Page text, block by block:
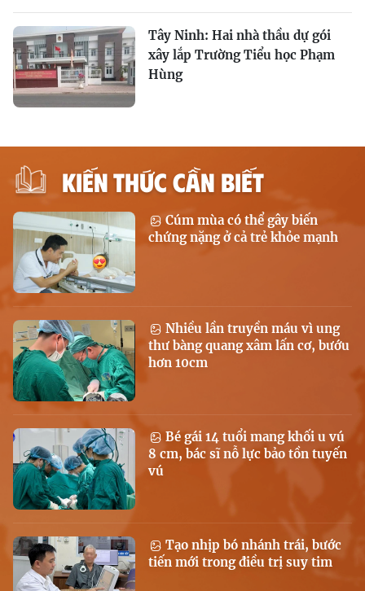
Tây Ninh: Hai nhà thầu dự gói
xây lắp Trường Tiểu học Phạm
Hùng
KIẾN THỨC CẦN BIẾT
Cúm mùa có thể gây biến
chứng nặng ở cả trẻ khỏe mạnh
Nhiều lần truyền máu vì ung
thư bàng quang xâm lấn cơ, bướu
hơn 10cm
Bé gái 14 tuổi mang khối u vú
8 cm, bác sĩ nỗ lực bảo tồn tuyến
vú
Tạo nhịp bó nhánh trái, bước
tiến mới trong điều trị suy tim